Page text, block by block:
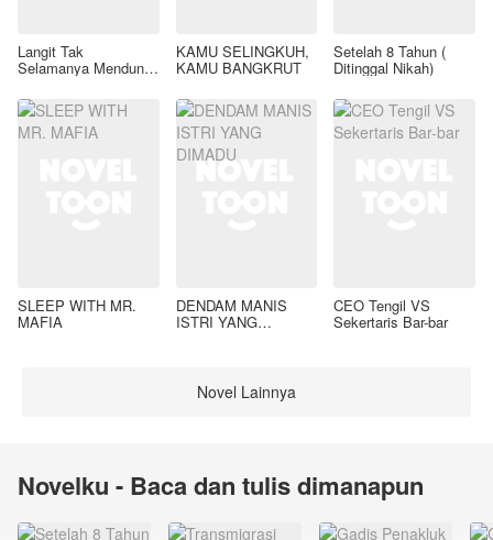
Langit Tak
Selamanya Mendung,
KAMU SELINGKUH,
KAMU BANGKRUT
Setelah 8 Tahun (
Ditinggal Nikah)
SLEEP WITH MR.
MAFIA
DENDAM MANIS
ISTRI YANG
CEO Tengil VS
Sekertaris Bar-bar
Novel Lainnya
Novelku - Baca dan tulis dimanapun